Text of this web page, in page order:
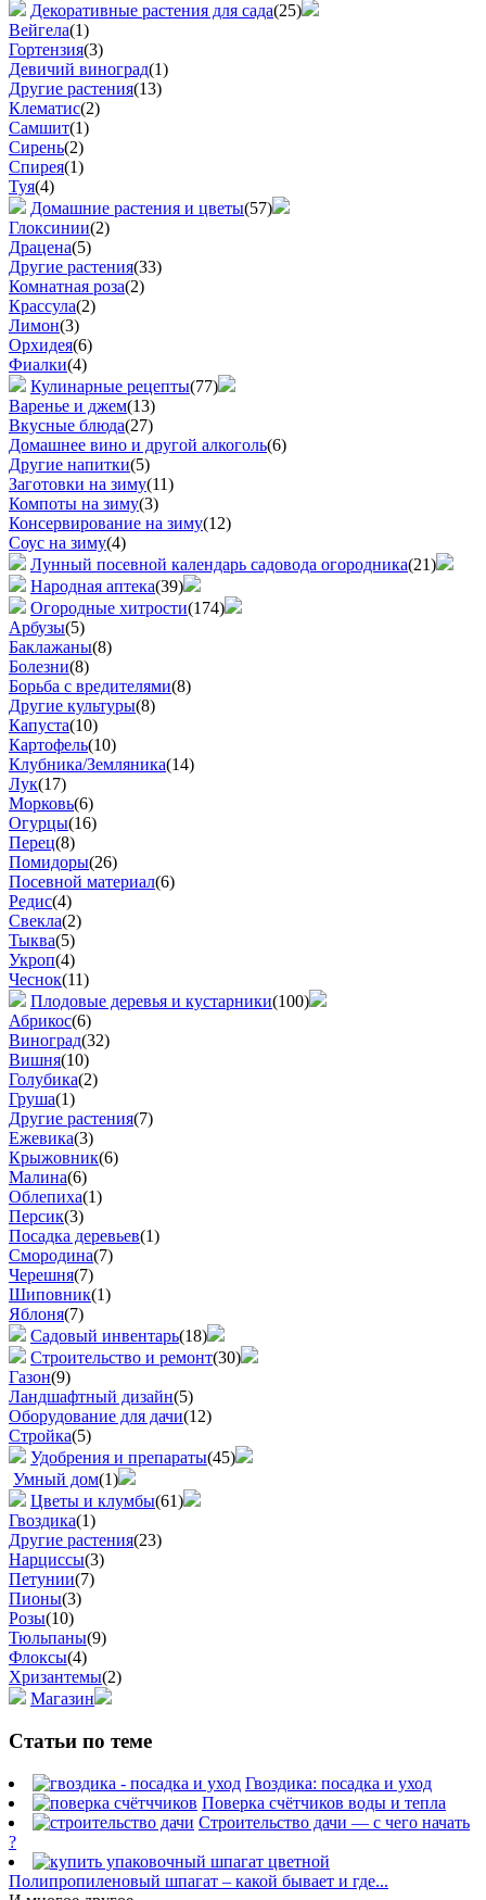
Декоративные растения для сада(25)
Вейгела(1)
Гортензия(3)
Девичий виноград(1)
Другие растения(13)
Клематис(2)
Самшит(1)
Сирень(2)
Спирея(1)
Туя(4)
Домашние растения и цветы(57)
Глоксинии(2)
Драцена(5)
Другие растения(33)
Комнатная роза(2)
Крассула(2)
Лимон(3)
Орхидея(6)
Фиалки(4)
Кулинарные рецепты(77)
Варенье и джем(13)
Вкусные блюда(27)
Домашнее вино и другой алкоголь(6)
Другие напитки(5)
Заготовки на зиму(11)
Компоты на зиму(3)
Консервирование на зиму(12)
Соус на зиму(4)
Лунный посевной календарь садовода огородника(21)
Народная аптека(39)
Огородные хитрости(174)
Арбузы(5)
Баклажаны(8)
Болезни(8)
Борьба с вредителями(8)
Другие культуры(8)
Капуста(10)
Картофель(10)
Клубника/Земляника(14)
Лук(17)
Морковь(6)
Огурцы(16)
Перец(8)
Помидоры(26)
Посевной материал(6)
Редис(4)
Свекла(2)
Тыква(5)
Укроп(4)
Чеснок(11)
Плодовые деревья и кустарники(100)
Абрикос(6)
Виноград(32)
Вишня(10)
Голубика(2)
Груша(1)
Другие растения(7)
Ежевика(3)
Крыжовник(6)
Малина(6)
Облепиха(1)
Персик(3)
Посадка деревьев(1)
Смородина(7)
Черешня(7)
Шиповник(1)
Яблоня(7)
Садовый инвентарь(18)
Строительство и ремонт(30)
Газон(9)
Ландшафтный дизайн(5)
Оборудование для дачи(12)
Стройка(5)
Удобрения и препараты(45)
Умный дом(1)
Цветы и клумбы(61)
Гвоздика(1)
Другие растения(23)
Нарциссы(3)
Петунии(7)
Пионы(3)
Розы(10)
Тюльпаны(9)
Флоксы(4)
Хризантемы(2)
Магазин
Статьи по теме
Гвоздика: посадка и уход
Поверка счётчиков воды и тепла
Строительство дачи — с чего начать
?
Полипропиленовый шпагат – какой бывает и где...